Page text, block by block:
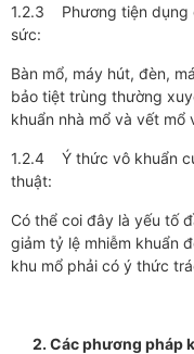
1.2.3 Phương tiện dụng
sức:
Bàn mổ, máy hút, đèn,
bảo tiệt trùng thường
khuẩn nhà mổ và vết mổ
1.2.4 Ý thức vô khuẩn
thuật:
Có thể coi đây là yếu tố
giảm tỷ lệ mhiễm khuẩn
khu mổ phải có ý thức
2. Các phương pháp